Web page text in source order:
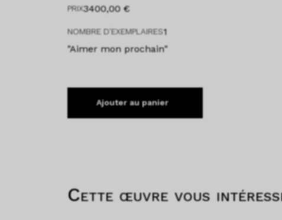
PRIX3400,00 €
NOMBRE D'EXEMPLAIRES1
"Aimer mon prochain"
Ajouter au panier
Cette œuvre vous